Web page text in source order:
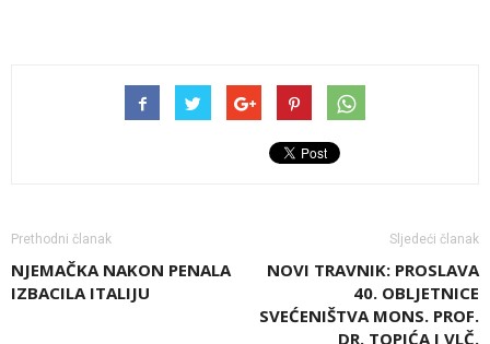
Prethodni članak
NJEMAČKA NAKON PENALA
IZBACILA ITALIJU
Sljedeći članak
NOVI TRAVNIK: PROSLAVA
40. OBLJETNICE
SVEĆENIŠTVA MONS. PROF.
DR. TOPIĆA I VLČ.